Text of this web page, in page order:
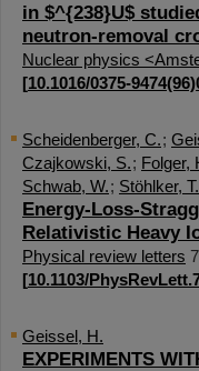
in $^{238}U$
neutron-removal
Nuclear physics
[10.1016/0375-
Scheidenberger, C.;
Czajkowski, S.; Folger,
Schwab, W.; Stöhlker, T.
Energy-Loss-
Relativistic Heavy
Physical review letters
[10.1103/
Geissel, H.
EXPERIMENTS